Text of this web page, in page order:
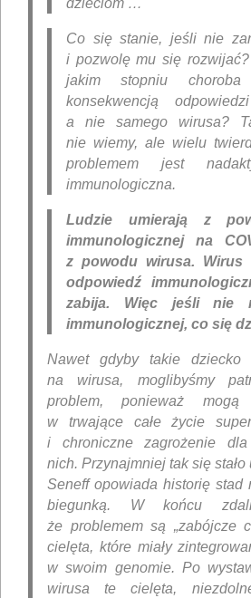
Co się stanie, jeśli nie
i pozwolę mu się
jakim stopniu choroba
konsekwencją
a nie samego wirusa?
nie wiemy, ale wielu
problemem jest
immunologiczna.
Ludzie umierają z
immunologicznej na
z powodu wirusa.
odpowiedź
zabija. Więc jeśli nie
immunologicznej, co się
Nawet gdyby takie dziecko
na wirusa, moglibyśmy
problem, ponieważ mogą
w trwające całe życie
i chroniczne zagrożenie dla
nich. Przynajmniej tak się stało
Seneff opowiada historię stad
biegunką. W końcu
że problemem są „zabójcze
cielęta, które miały
w swoim genomie. Po
wirusa te cielęta,